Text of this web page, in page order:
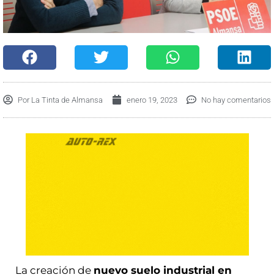
Por La Tinta de Almansa enero 19, 2023 No hay comentarios
La creación de nuevo suelo industrial en